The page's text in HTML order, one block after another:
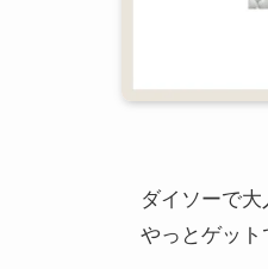
ダイソーで大
やっとゲット